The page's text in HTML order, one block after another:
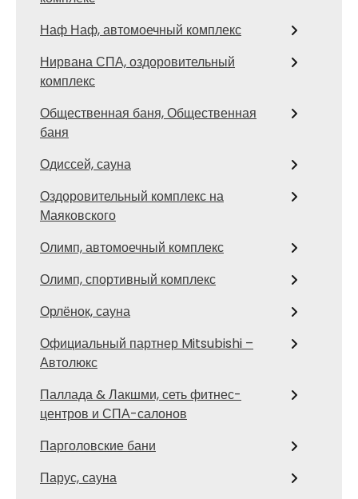
Наф Наф, автомоечный комплекс
Нирвана СПА, оздоровительный
комплекс
Общественная баня, Общественная
баня
Одиссей, сауна
Оздоровительный комплекс на
Маяковского
Олимп, автомоечный комплекс
Олимп, спортивный комплекс
Орлёнок, сауна
Официальный партнер Mitsubishi –
Автолюкс
Паллада & Лакшми, сеть фитнес-
центров и СПА-салонов
Парголовские бани
Парус, сауна